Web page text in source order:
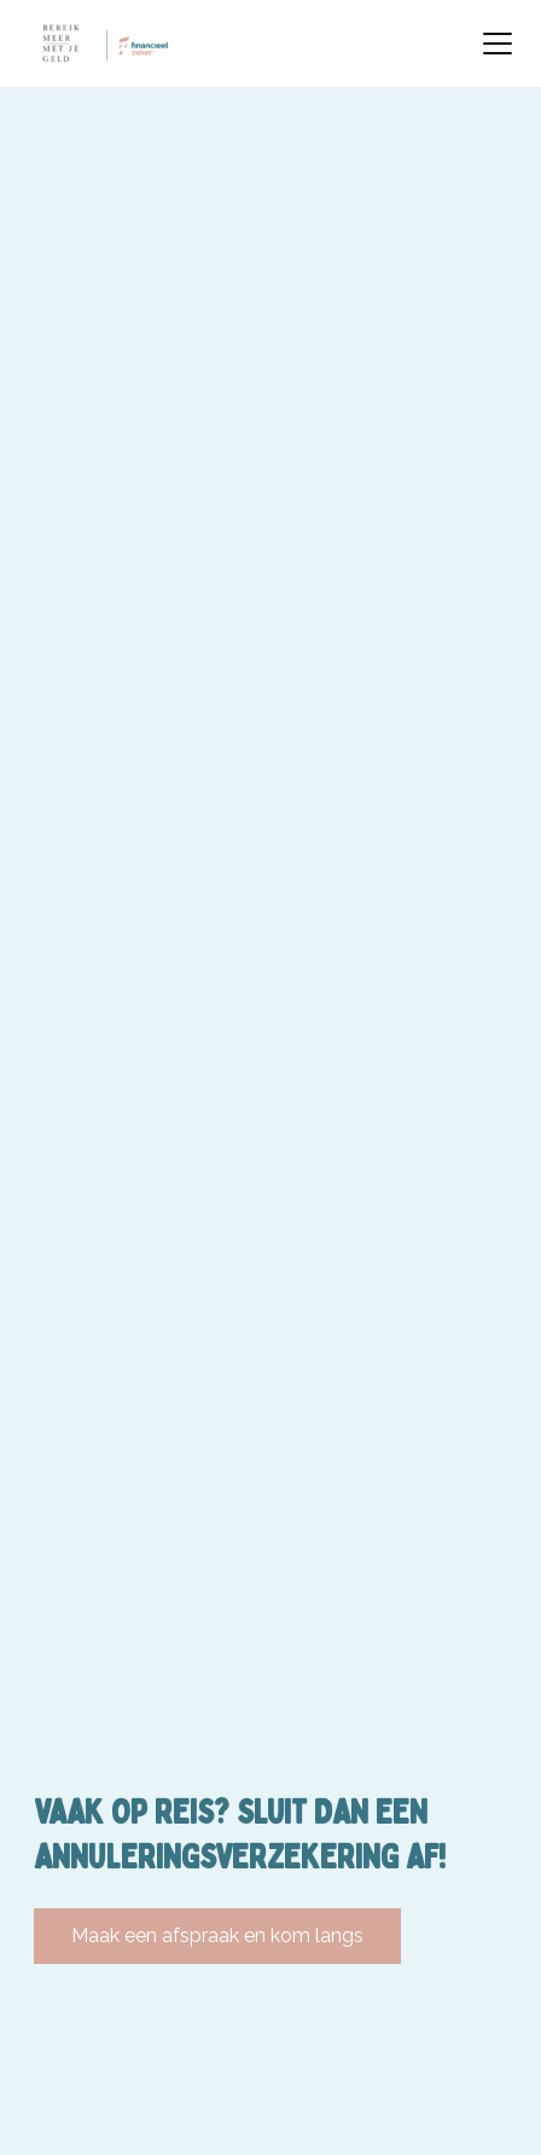
VAAK OP REIS? SLUIT DAN EEN
ANNULERINGSVERZEKERING AF!
Maak een afspraak en kom langs